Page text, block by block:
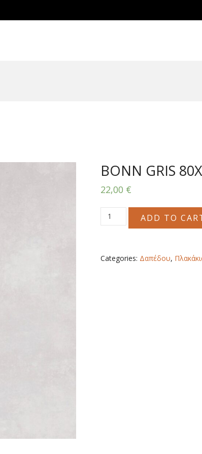
BONN GRIS
22,00 €
BONN
GRIS
ADD TO
Categories: Δαπέδου,